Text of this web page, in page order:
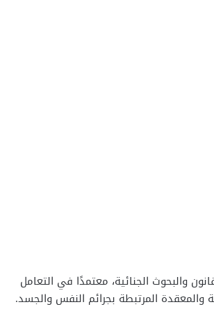
والبحوث الجنائية، معتمدًا في التعامل
والمعقدة المرتبطة بجرائم النفس والجسد.